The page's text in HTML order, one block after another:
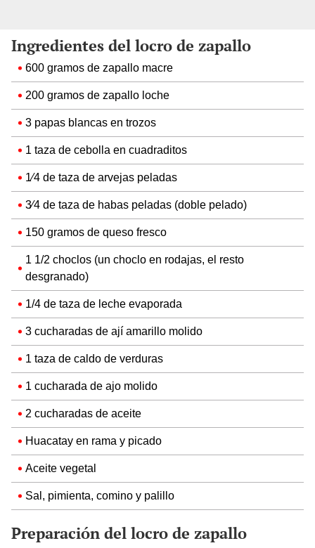
Ingredientes del locro de zapallo
600 gramos de zapallo macre
200 gramos de zapallo loche
3 papas blancas en trozos
1 taza de cebolla en cuadraditos
1⁄4 de taza de arvejas peladas
3⁄4 de taza de habas peladas (doble pelado)
150 gramos de queso fresco
1 1/2 choclos (un choclo en rodajas, el resto
desgranado)
1/4 de taza de leche evaporada
3 cucharadas de ají amarillo molido
1 taza de caldo de verduras
1 cucharada de ajo molido
2 cucharadas de aceite
Huacatay en rama y picado
Aceite vegetal
Sal, pimienta, comino y palillo
Preparación del locro de zapallo